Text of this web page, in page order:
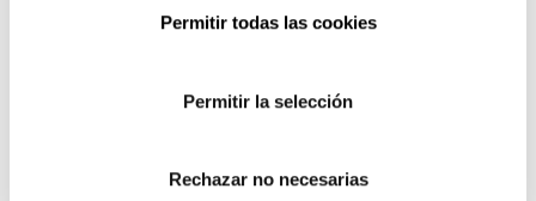
Permitir todas las cookies
Permitir la selección
Rechazar no necesarias